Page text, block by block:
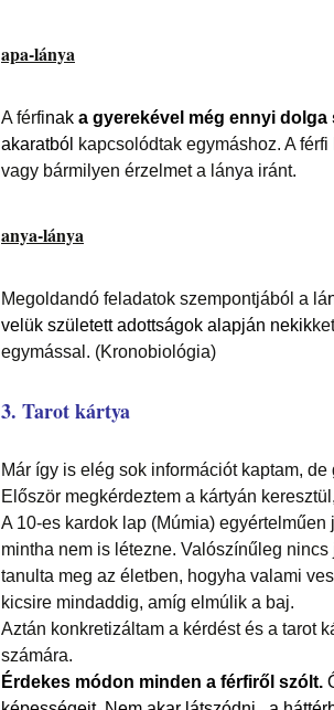
apa-lánya
A férfinak a gyerekével még ennyi dolga
akaratból kapcsolódtak egymáshoz. A
vagy bármilyen érzelmet a lánya iránt.
anya-lánya
Megoldandó feladatok szempontjából a lá
velük született adottságok alapján nekik
egymással. (Kronobiológia)
3. Tarot kártya
Már így is elég sok információt kaptam,
Először megkérdeztem a kártyán
A 10-es kardok lap (Múmia) egyértelműen
mintha nem is létezne. Valószínűleg
tanulta meg az életben, hogyha valami
kicsire mindaddig, amíg elmúlik a baj.
Aztán konkretizáltam a kérdést és a tarot
számára.
Érdekes módon minden a férfiről szólt.